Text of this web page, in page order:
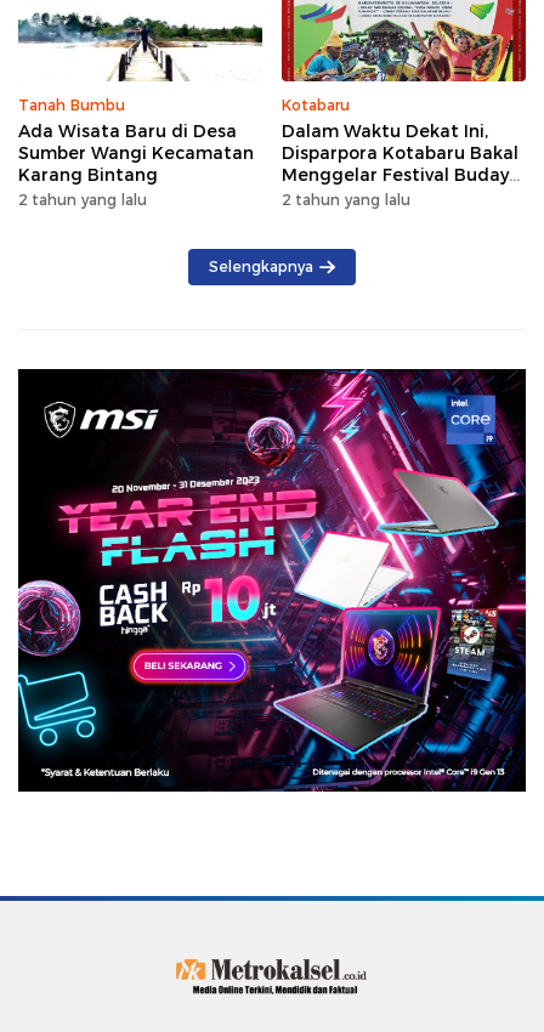
Tanah Bumbu
Ada Wisata Baru di Desa
Sumber Wangi Kecamatan
Karang Bintang
2 tahun yang lalu
Kotabaru
Dalam Waktu Dekat Ini,
Disparpora Kotabaru Bakal
Menggelar Festival Budaya
Saijaan 2024
2 tahun yang lalu
Selengkapnya